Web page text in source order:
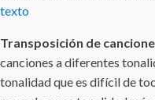
texto
Transposición de
canciones a diferentes
tonalidad que es difícil de